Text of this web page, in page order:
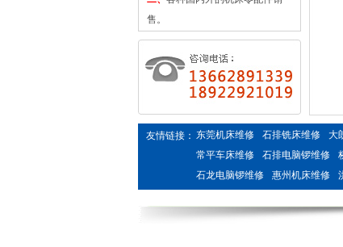
售。
友情链接： 东莞机床维修 石排铣床维修 大
常平车床维修
石排电脑锣维修
石龙电脑锣维修
惠州机床维修